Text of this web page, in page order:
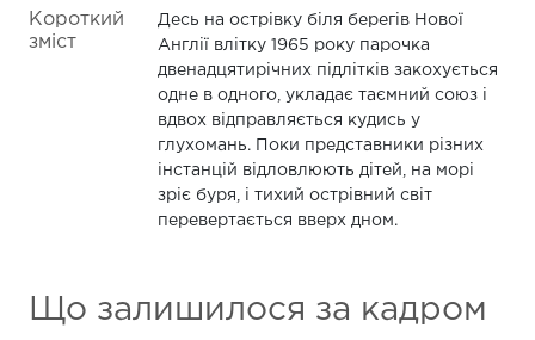
Короткий
зміст
Десь на острівку біля берегів Нової
Англії влітку 1965 року парочка
двенадцятирічних підлітків закохується
одне в одного, укладає таємний союз і
вдвох відправляється кудись у
глухомань. Поки представники різних
інстанцій відловлюють дітей, на морі
зріє буря, і тихий острівний світ
перевертається вверх дном.
Що залишилося за кадром